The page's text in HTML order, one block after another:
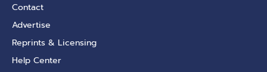
Contact
Advertise
Reprints & Licensing
Help Center